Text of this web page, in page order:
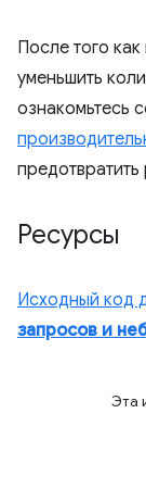
После того
уменьшить
ознакомьтесь
предотвратить
Ресурсы
Исходный код
запросов и
Эта